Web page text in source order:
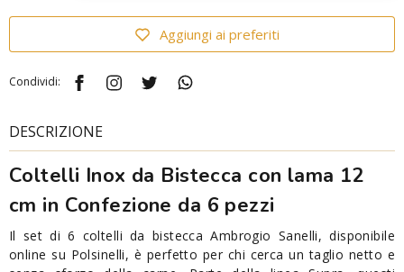
Aggiungi ai preferiti
Condividi:
DESCRIZIONE
Coltelli Inox da Bistecca con lama 12
cm in Confezione da 6 pezzi
Il set di 6 coltelli da bistecca Ambrogio Sanelli, disponibile
online su Polsinelli, è perfetto per chi cerca un taglio netto e